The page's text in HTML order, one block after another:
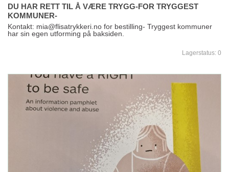
DU HAR RETT TIL Å VÆRE TRYGG-FOR TRYGGEST
KOMMUNER-
Kontakt: mia@flisatrykkeri.no for bestilling- Tryggest kommuner
har sin egen utforming på baksiden.
Lagerstatus: 0